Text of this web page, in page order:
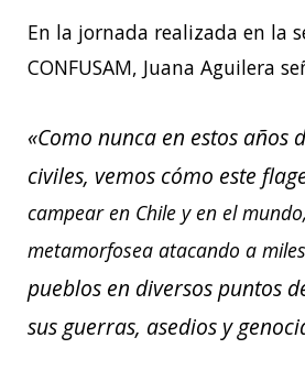
En la jornada realizada en la
CONFUSAM, Juana Aguilera
«Como nunca en estos años
civiles, vemos cómo este
campear en Chile y en el
metamorfosea atacando a
pueblos en diversos puntos
sus guerras, asedios y